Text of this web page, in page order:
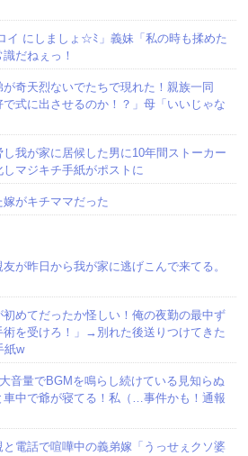
イ にしましょ☆ﾐ」義妹「私の時も揉めた
だねぇっ！
奇天烈ないでたちで現れた！親族一同
で式に出させるのか！？」母「いいじゃな
我が家に居候した男に10年間ストーカー
マジキチ手紙がポストに
がキチママだった
が昨日から我が家に逃げこんで来てる。
めてだったか怪しい！俺の夜勤の最中ず
術を受けろ！」→別れた後送りつけてきた
紙w
音量でBGMを鳴らし続けている見知らぬ
車中で爺が寝てる！私（…事件かも！通報
電話で喧嘩中の義弟嫁「うっせぇクソ婆